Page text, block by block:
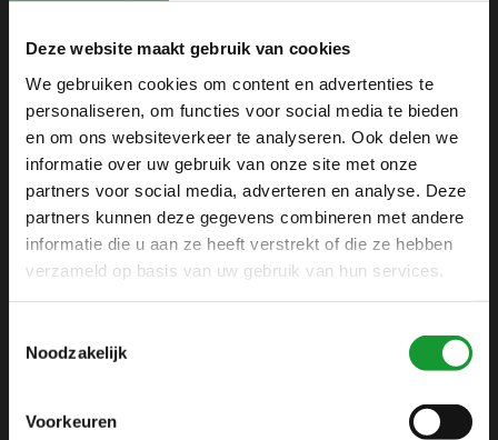
Deze website maakt gebruik van cookies
We gebruiken cookies om content en advertenties te
personaliseren, om functies voor social media te bieden
en om ons websiteverkeer te analyseren. Ook delen we
informatie over uw gebruik van onze site met onze
partners voor social media, adverteren en analyse. Deze
partners kunnen deze gegevens combineren met andere
informatie die u aan ze heeft verstrekt of die ze hebben
verzameld op basis van uw gebruik van hun services.
Noodzakelijk
Voorkeuren
SHIRTSUPPLIER.NL
Webshop voor mannen
Zijlijnstraat 24
1433 DC
+31 6 42 52 32 80
+31 6 42 52 32 80